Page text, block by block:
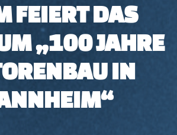
FEIERT DAS
„100 JAHRE
IN